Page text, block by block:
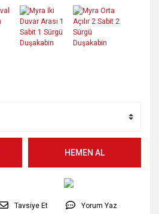
HEMEN AL
Tavsiye Et Yorum Yaz